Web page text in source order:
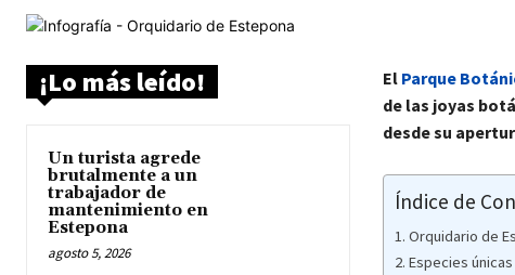
¡Lo más leído!
Un turista agrede
brutalmente a un
trabajador de
mantenimiento en
Estepona
agosto 5, 2026
El Parque
de las joyas
desde su
Índice de
Orquidario de
Especies